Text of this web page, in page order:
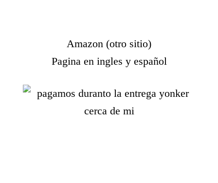
Amazon (otro sitio)
Pagina en ingles y español